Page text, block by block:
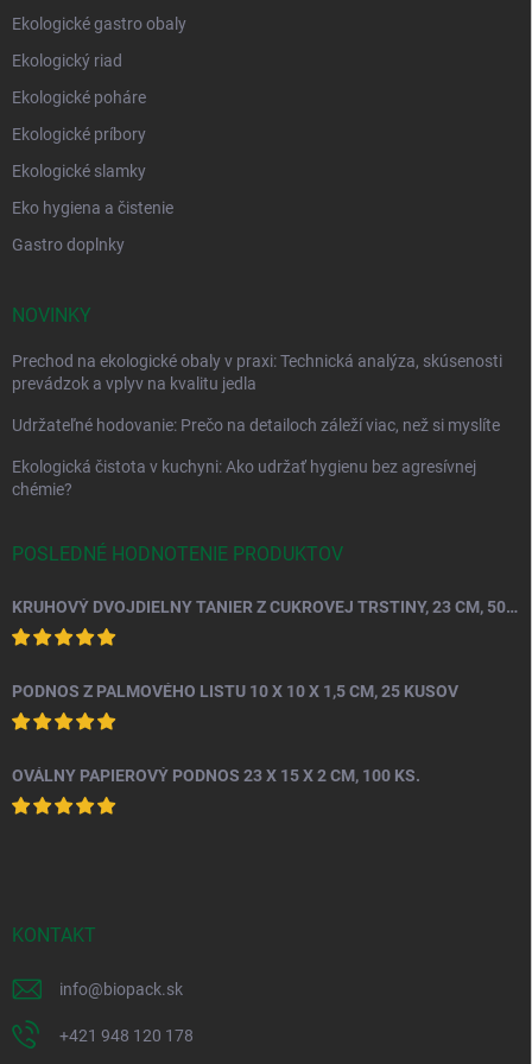
Ekologické gastro obaly
Ekologický riad
Ekologické poháre
Ekologické príbory
Ekologické slamky
Eko hygiena a čistenie
Gastro doplnky
NOVINKY
Prechod na ekologické obaly v praxi: Technická analýza, skúsenosti
prevádzok a vplyv na kvalitu jedla
Udržateľné hodovanie: Prečo na detailoch záleží viac, než si myslíte
Ekologická čistota v kuchyni: Ako udržať hygienu bez agresívnej
chémie?
POSLEDNÉ HODNOTENIE PRODUKTOV
KRUHOVÝ DVOJDIELNY TANIER Z CUKROVEJ TRSTINY, 23 CM, 50 KS.
PODNOS Z PALMOVÉHO LISTU 10 X 10 X 1,5 CM, 25 KUSOV
OVÁLNY PAPIEROVÝ PODNOS 23 X 15 X 2 CM, 100 KS.
KONTAKT
info@biopack.sk
+421 948 120 178